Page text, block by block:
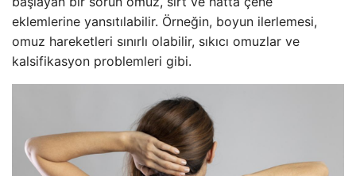
eklemlerine yansıtılabilir. Örneğin, boyun ilerlemesi,
omuz hareketleri sınırlı olabilir, sıkıcı omuzlar ve
kalsifikasyon problemleri gibi.